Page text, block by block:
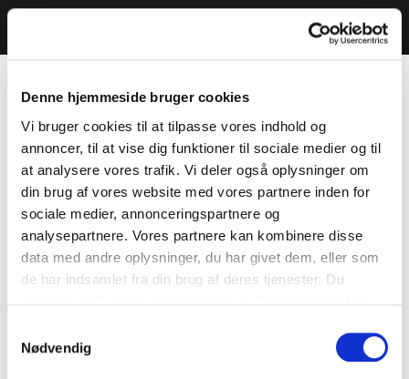
Denne hjemmeside bruger cookies
Vi bruger cookies til at tilpasse vores indhold og
annoncer, til at vise dig funktioner til sociale medier og til
at analysere vores trafik. Vi deler også oplysninger om
din brug af vores website med vores partnere inden for
sociale medier, annonceringspartnere og
analysepartnere. Vores partnere kan kombinere disse
data med andre oplysninger, du har givet dem, eller som
de har indsamlet fra din brug af deres tjenester. Du
Nødvendig